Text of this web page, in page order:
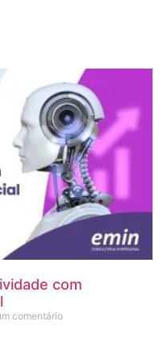
com
comentário